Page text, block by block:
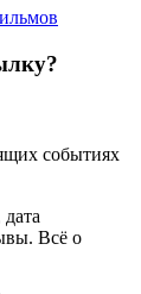
событиях
Всё о